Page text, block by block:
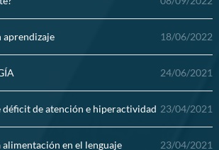
aprendizaje 18/06/2022
24/06/2021
de atención e hiperactividad 23/04/2021
en el lenguaje 23/04/2021